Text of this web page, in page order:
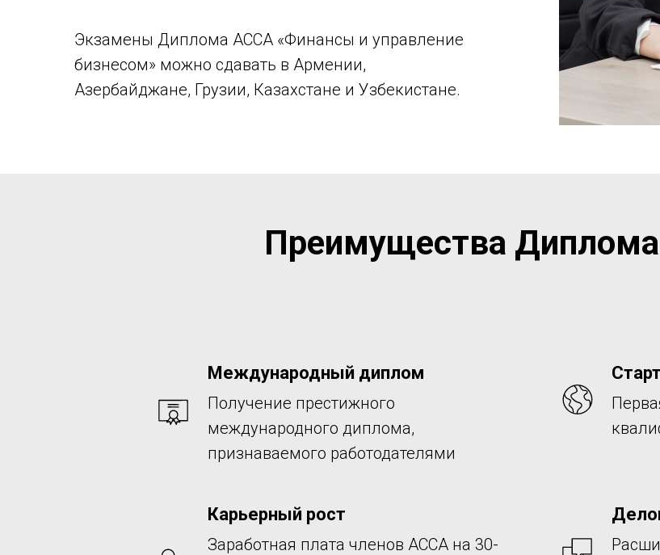
Экзамены Диплома АССА «Финансы и управление
бизнесом» можно сдавать в Армении,
Азербайджане, Грузии, Казахстане и Узбекистане.
Преимущества Диплома
Международный диплом
Получение престижного
международного диплома,
признаваемого работодателями
Карьерный рост
Заработная плата членов ACCA на 30-